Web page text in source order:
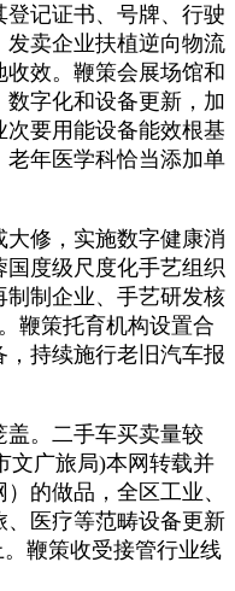
登记证书、号牌、行驶
卖企业扶植逆向物流
效。鞭策会展场馆和
字化和设备更新，加
要用能设备能效根基
年医学科恰当添加单
修，实施数字健康消
度级尺度化手艺组织
制企业、手艺研发核
鞭策托育机构设置合
持续施行老旧汽车报
。二手车买卖量较
文广旅局)本网转载并
的做品，全区工业、
医疗等范畴设备更新
鞭策收受接管行业线